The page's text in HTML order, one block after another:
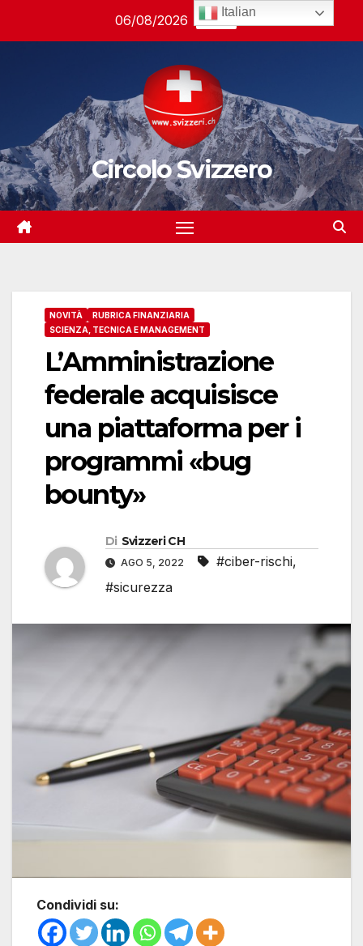
06/08/2026 03:42
Circolo Svizzero
NOVITÀ
RUBRICA FINANZIARIA
SCIENZA, TECNICA E MANAGEMENT
L’Amministrazione
federale acquisisce
una piattaforma per i
programmi «bug
bounty»
Di Svizzeri CH
AGO 5, 2022 #ciber-rischi,
#sicurezza
Condividi su:
Italian